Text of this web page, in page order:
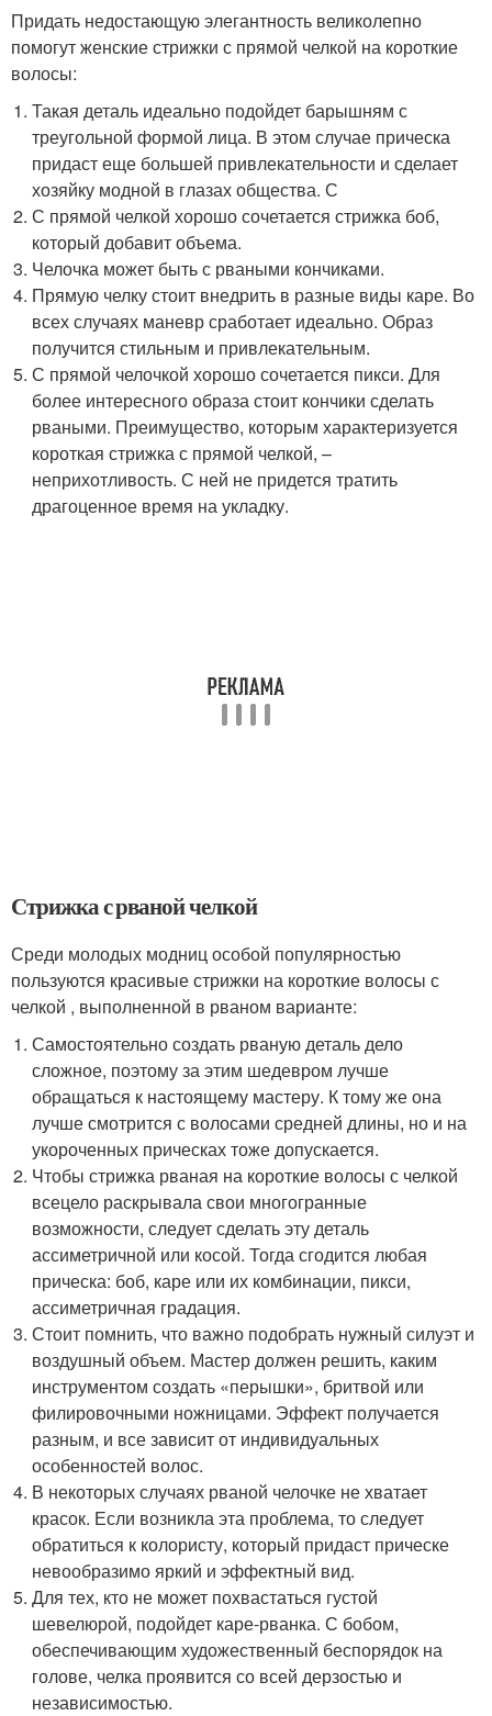
Придать недостающую элегантность великолепно
помогут женские стрижки с прямой челкой на короткие
волосы:
Такая деталь идеально подойдет барышням с
треугольной формой лица. В этом случае прическа
придаст еще большей привлекательности и сделает
хозяйку модной в глазах общества. С
С прямой челкой хорошо сочетается стрижка боб,
который добавит объема.
Челочка может быть с рваными кончиками.
Прямую челку стоит внедрить в разные виды каре. Во
всех случаях маневр сработает идеально. Образ
получится стильным и привлекательным.
С прямой челочкой хорошо сочетается пикси. Для
более интересного образа стоит кончики сделать
рваными. Преимущество, которым характеризуется
короткая стрижка с прямой челкой, –
неприхотливость. С ней не придется тратить
драгоценное время на укладку.
Стрижка с рваной челкой
Среди молодых модниц особой популярностью
пользуются красивые стрижки на короткие волосы с
челкой , выполненной в рваном варианте:
Самостоятельно создать рваную деталь дело
сложное, поэтому за этим шедевром лучше
обращаться к настоящему мастеру. К тому же она
лучше смотрится с волосами средней длины, но и на
укороченных прическах тоже допускается.
Чтобы стрижка рваная на короткие волосы с челкой
всецело раскрывала свои многогранные
возможности, следует сделать эту деталь
ассиметричной или косой. Тогда сгодится любая
прическа: боб, каре или их комбинации, пикси,
ассиметричная градация.
Стоит помнить, что важно подобрать нужный силуэт и
воздушный объем. Мастер должен решить, каким
инструментом создать «перышки», бритвой или
филировочными ножницами. Эффект получается
разным, и все зависит от индивидуальных
особенностей волос.
В некоторых случаях рваной челочке не хватает
красок. Если возникла эта проблема, то следует
обратиться к колористу, который придаст прическе
невообразимо яркий и эффектный вид.
Для тех, кто не может похвастаться густой
шевелюрой, подойдет каре-рванка. С бобом,
обеспечивающим художественный беспорядок на
голове, челка проявится со всей дерзостью и
независимостью.